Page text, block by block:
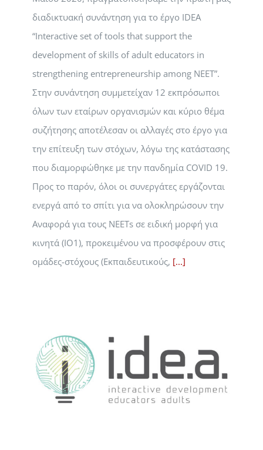
διαδικτυακή συνάντηση για το έργο IDEA
“Interactive set of tools that support the
development of skills of adult educators in
strengthening entrepreneurship among NEET”.
Στην συνάντηση συμμετείχαν 12 εκπρόσωποι
όλων των εταίρων οργανισμών και κύριο θέμα
συζήτησης αποτέλεσαν οι αλλαγές στο έργο για
την επίτευξη των στόχων, λόγω της κατάστασης
που διαμορφώθηκε με την πανδημία COVID 19.
Προς το παρόν, όλοι οι συνεργάτες εργάζονται
ενεργά από το σπίτι για να ολοκληρώσουν την
Αναφορά για τους NEETs σε ειδική μορφή για
κινητά (IO1), προκειμένου να προσφέρουν στις
ομάδες-στόχους (Εκπαιδευτικούς, [...]